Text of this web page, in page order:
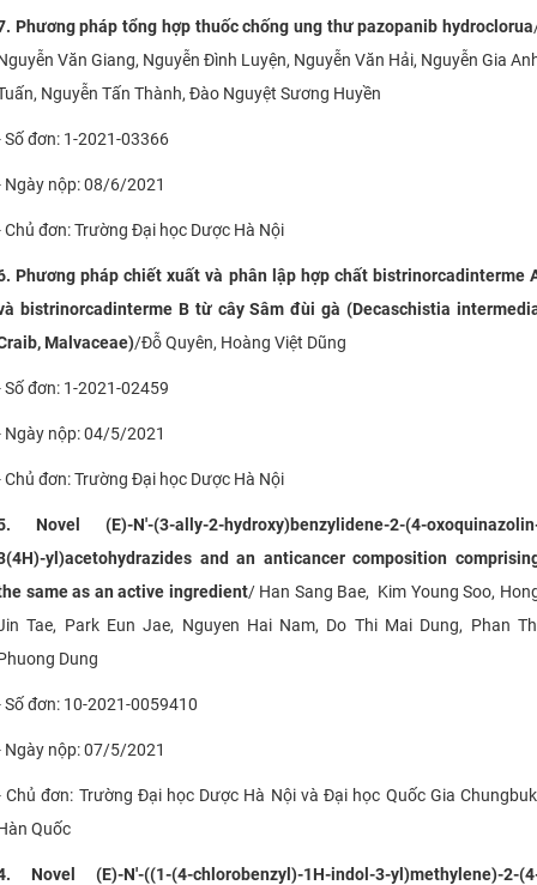
Phương pháp tổng hợp thuốc chống ung thư pazopanib hydroclorua
Văn Giang, Nguyễn Đình Luyện, Nguyễn Văn Hải, Nguyễn Gia
Nguyễn Tấn Thành, Đào Nguyệt Sương Huyền
Số đơn: 1-2021-03366
Ngày nộp: 08/6/2021
Chủ đơn:Trường Đại học Dược Hà Nội
Phương pháp chiết xuất và phân lập hợp chất bistrinorcadinterme
bistrinorcadinterme B từ cây Sâm đùi gà (Decaschistia
Malvaceae)/Đỗ Quyên, Hoàng Việt Dũng
Số đơn: 1-2021-02459
Ngày nộp: 04/5/2021
Chủ đơn:Trường Đại học Dược Hà Nội
Novel (E)-N'-(3-ally-2-hydroxy)benzylidene-2-(4-
yl)acetohydrazides and an anticancer composition
same as an active ingredient/ Han Sang Bae, Kim Young Soo,
Tae, Park Eun Jae, Nguyen Hai Nam, Do Thi Mai Dung, Phan
Dung
Số đơn: 10-2021-0059410
Ngày nộp: 07/5/2021
Chủ đơn: Trường Đại học Dược Hà Nội và Đại học Quốc Gia
Quốc
Novel (E)-N'-((1-(4-chlorobenzyl)-1H-indol-3-yl)methylene)-2-